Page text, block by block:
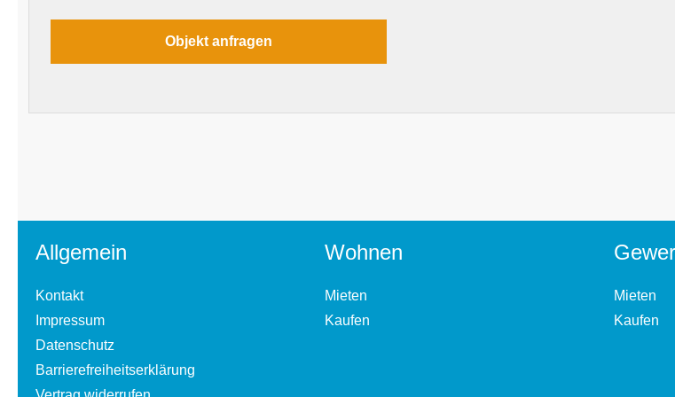
Allgemein
Kontakt
Impressum
Datenschutz
Barrierefreiheitserklärung
Wohnen
Mieten
Kaufen
Mieten
Kaufen